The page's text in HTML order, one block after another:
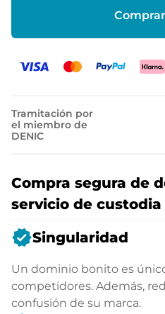
Tramitación por
el miembro de
DENIC
Compra segura de
servicio de custodia
verifiedSingularidad
Un dominio bonito es
competidores. Además,
confusión de su marca.